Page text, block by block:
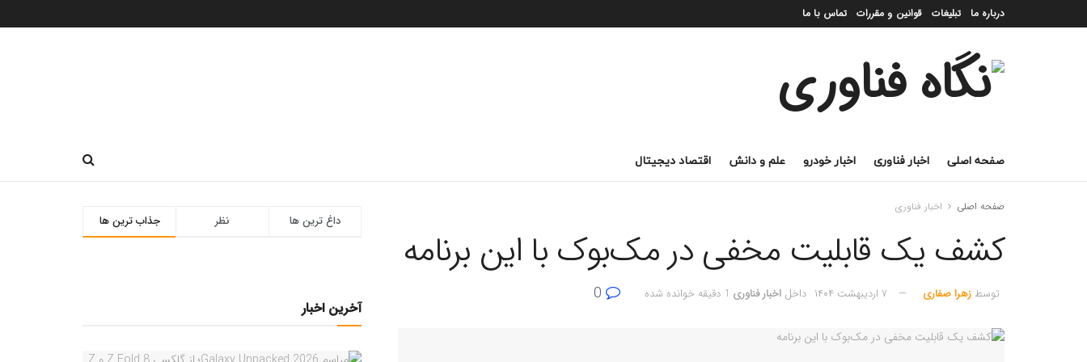
درباره ما تبلیغات قوانین و مقررات تماس با ما
صفحه اصلی اخبار فناوری اخبار خودرو علم و دانش اقتصاد دیجیتال
صفحه اصلی اخبار فناوری
کشف یک قابلیت مخفی در مک‌بوک با این برنامه
توسط زهرا صفاری ۷ اردیبهشت ۱۴۰۴ داخل اخبار فناوری 1 دقیقه خوانده شده
جذاب ترین ها نظر داغ ترین ها
آخرین اخبار